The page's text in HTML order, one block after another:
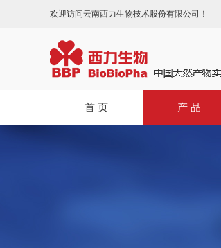
欢迎访问云南西力生物技术股份有限公司！
首 页 产 品